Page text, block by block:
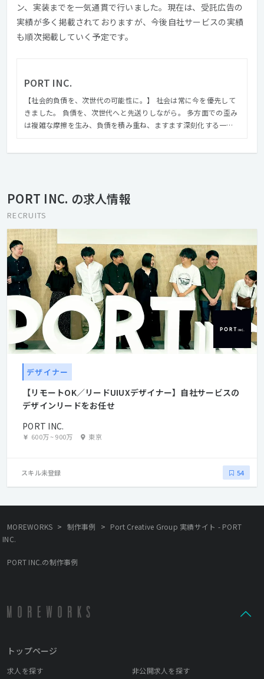
ン、実装までを一気通貫で行いました。現在は、受託広告の
実績が多く掲載されておりますが、今後自社サービスの実績
も順次掲載していく予定です。
PORT INC.
【社会的負債を、次世代の可能性に。】 社会は常に今を優先して
きました。 負債を、次世代へと先送りしながら。 多⽅⾯での歪み
は複雑な摩擦を⽣み、負債を積み重ね、ますます深刻化する⼀⽅
い」、 世の中にとって⼤切なものを社会実装します。 そう、⼀つ
でも多くの社会的負債を、次世代の可能性に変えていくために。
PORT INC. の求人情報
RECRUITS
デザイナー
【リモートOK／リードUIUXデザイナー】自社サービスの
デザインリードをお任せ
PORT INC.
600万~900万 東京
スキル未登録 54
MOREWORKS > 制作事例 > Port Creative Group 実績サイト - PORT
INC.
PORT INC.の制作事例
トップページ
求人を探す
非公開求人を探す